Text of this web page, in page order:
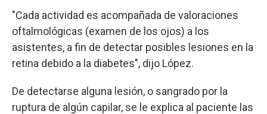
"Cada actividad es acompañada de valoraciones
oftalmológicas (examen de los ojos) a los
asistentes, a fin de detectar posibles lesiones en la
retina debido a la diabetes", dijo López.
De detectarse alguna lesión, o sangrado por la
ruptura de algún capilar, se le explica al paciente las